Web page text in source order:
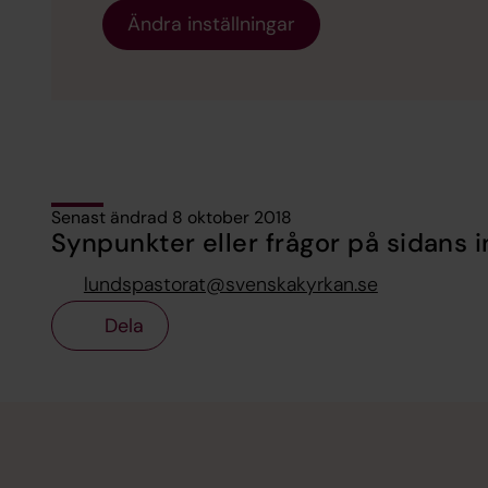
Ändra inställningar
Senast ändrad 8 oktober 2018
Synpunkter eller frågor på sidans
lundspastorat@svenskakyrkan.se
Dela